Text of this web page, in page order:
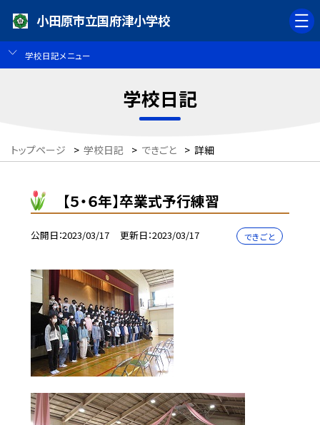
小田原市立国府津小学校
学校日記メニュー
学校日記
トップページ > 学校日記 > できごと > 詳細
【５・６年】卒業式予行練習
公開日 2023/03/17 更新日 2023/03/17 できごと